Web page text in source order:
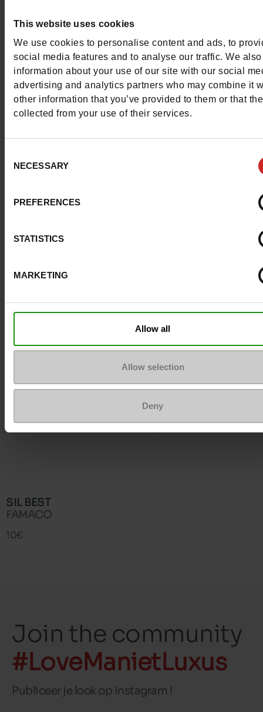
This website uses cookies
We use cookies to personalise content and ads, to
social media features and to analyse our traffic. We
information about your use of our site with our social
advertising and analytics partners who may combine it
other information that you’ve provided to them or that
collected from your use of their services.
Selection
NECESSARY
PREFERENCES
STATISTICS
MARKETING
Allow all
Allow selection
Deny
Waterbestendig Neen
ProductAttribute.DisplayName.532 Zonder
Maatadvies
Neem je
schoenmaat
Top Reviews
SIL BEST
FAMACO
10€
Join the community
#LoveManietLuxus
Publiceer je look op Instagram !